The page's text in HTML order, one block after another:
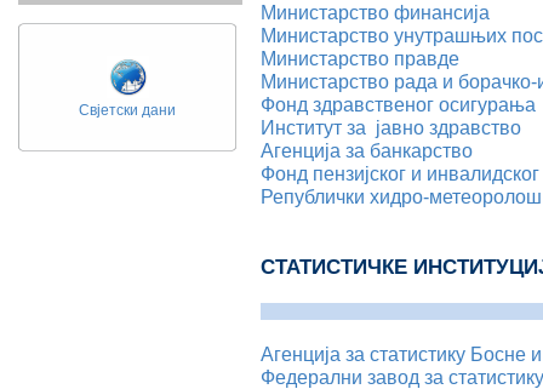
Свјетски дани
Министарство финансија
Министарство унутрашњих
Министарство правде
Министарство рада и
Фонд здравственог осигурања
Институт за јавно здравство
Агенција за банкарство
Фонд пензијског и
Републички хидро-
СТАТИСТИЧКЕ
Агенција за статистику Босне
Федерални завод за статистику